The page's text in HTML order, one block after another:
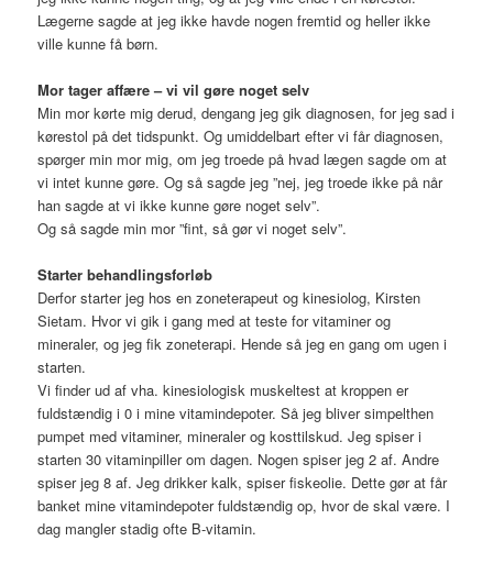
Lægerne sagde at jeg ikke havde nogen fremtid og heller ikke
ville kunne få børn.
Mor tager affære – vi vil gøre noget selv
Min mor kørte mig derud, dengang jeg gik diagnosen, for jeg sad i
kørestol på det tidspunkt. Og umiddelbart efter vi får diagnosen,
spørger min mor mig, om jeg troede på hvad lægen sagde om at
vi intet kunne gøre. Og så sagde jeg ”nej, jeg troede ikke på når
han sagde at vi ikke kunne gøre noget selv”.
Og så sagde min mor ”fint, så gør vi noget selv”.
Starter behandlingsforløb
Derfor starter jeg hos en zoneterapeut og kinesiolog, Kirsten
Sietam. Hvor vi gik i gang med at teste for vitaminer og
mineraler, og jeg fik zoneterapi. Hende så jeg en gang om ugen i
starten.
Vi finder ud af vha. kinesiologisk muskeltest at kroppen er
fuldstændig i 0 i mine vitamindepoter. Så jeg bliver simpelthen
pumpet med vitaminer, mineraler og kosttilskud. Jeg spiser i
starten 30 vitaminpiller om dagen. Nogen spiser jeg 2 af. Andre
spiser jeg 8 af. Jeg drikker kalk, spiser fiskeolie. Dette gør at får
banket mine vitamindepoter fuldstændig op, hvor de skal være. I
dag mangler stadig ofte B-vitamin.